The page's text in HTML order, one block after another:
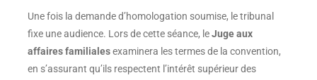
Une fois la demande d’homologation soumise, le tribunal
fixe une audience. Lors de cette séance, leJuge aux
affaires familialesexaminera les termes de la convention,
en s’assurant qu’ils respectent l’intérêt supérieur des